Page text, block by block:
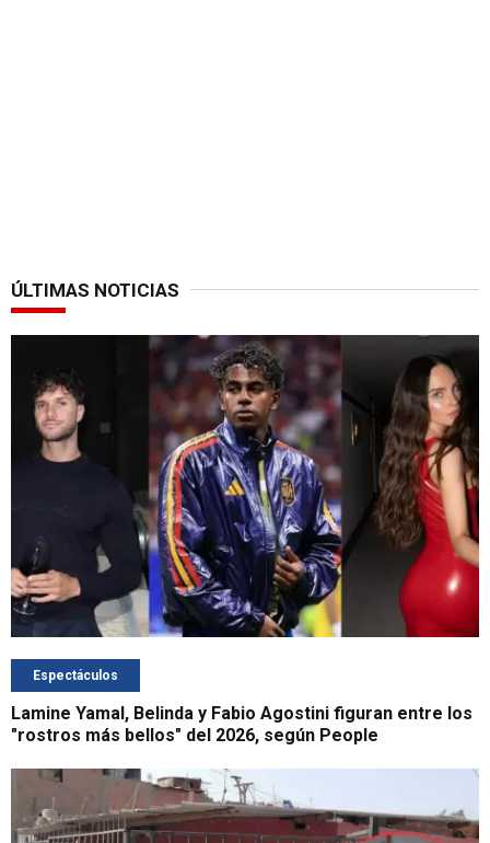
ÚLTIMAS NOTICIAS
Espectáculos
Lamine Yamal, Belinda y Fabio Agostini figuran entre los
"rostros más bellos" del 2026, según People